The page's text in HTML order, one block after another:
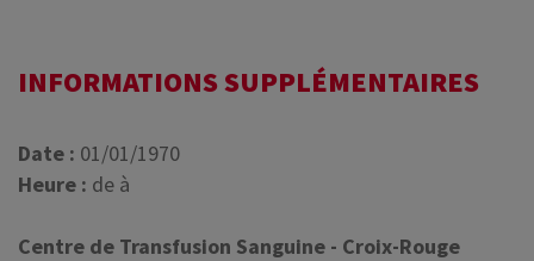
INFORMATIONS SUPPLÉMENTAIRES
Date : 01/01/1970
Heure : de à
Centre de Transfusion Sanguine - Croix-Rouge